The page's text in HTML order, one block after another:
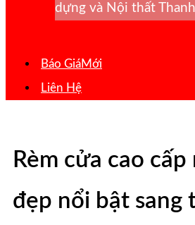
dựng và Nội thất
Báo Giá
Liên Hệ
Rèm cửa cao cấp
đẹp nổi bật sang